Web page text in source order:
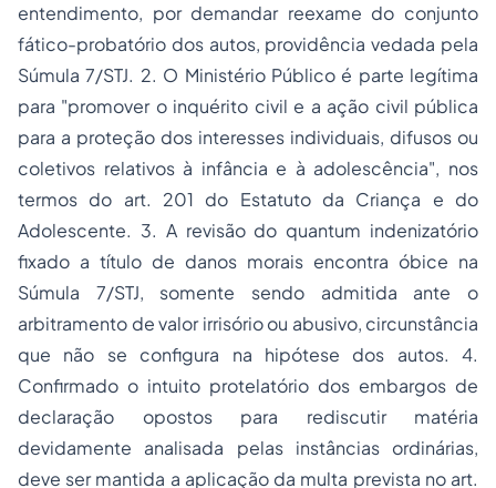
entendimento, por demandar reexame do conjunto
fático-probatório dos autos, providência vedada pela
Súmula 7/STJ. 2. O Ministério Público é parte legítima
para "promover o inquérito civil e a ação civil pública
para a proteção dos interesses individuais, difusos ou
coletivos relativos à infância e à adolescência", nos
termos do art. 201 do Estatuto da Criança e do
Adolescente. 3. A revisão do quantum indenizatório
fixado a título de danos morais encontra óbice na
Súmula 7/STJ, somente sendo admitida ante o
arbitramento de valor irrisório ou abusivo, circunstância
que não se configura na hipótese dos autos. 4.
Confirmado o intuito protelatório dos embargos de
declaração opostos para rediscutir matéria
devidamente analisada pelas instâncias ordinárias,
deve ser mantida a aplicação da multa prevista no art.